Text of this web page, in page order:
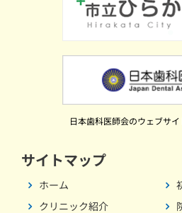
日本歯科医師会のウェブサ
サイトマップ
ホーム
クリニック紹介